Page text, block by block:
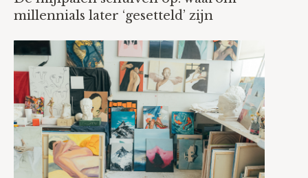
millennials later ‘gesetteld’ zijn